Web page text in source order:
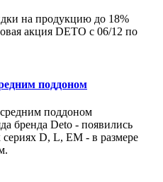
акция DETO c 06/12 по
поддоном
бренда Deto - появились
D, L, EM - в размере